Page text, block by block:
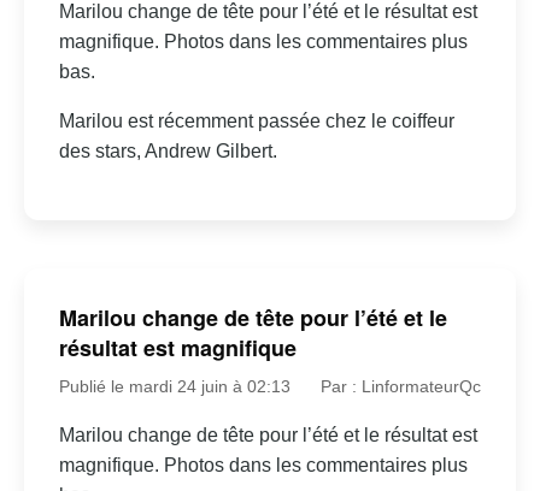
Marilou change de tête pour l’été et le résultat est
magnifique. Photos dans les commentaires plus
bas.
Marilou est récemment passée chez le coiffeur
des stars, Andrew Gilbert.
Marilou change de tête pour l’été et le
résultat est magnifique
Publié le mardi 24 juin à 02:13 Par : LinformateurQc
Marilou change de tête pour l’été et le résultat est
magnifique. Photos dans les commentaires plus